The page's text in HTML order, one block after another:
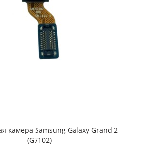
камера Samsung Galaxy Grand 2
(G7102)